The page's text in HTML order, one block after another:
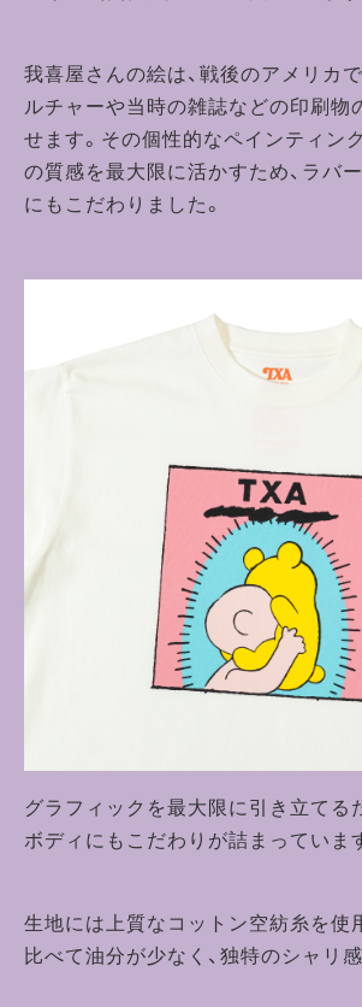
我喜屋さんの絵は、戦後のアメリカ
ルチャーや当時の雑誌などの印刷物
せます。その個性的なペインティン
の質感を最大限に活かすため、ラバ
にもこだわりました。
グラフィックを最大限に引き立てる
ボディにもこだわりが詰まっていま
生地には上質なコットン空紡糸を使
比べて油分が少なく、独特のシャリ